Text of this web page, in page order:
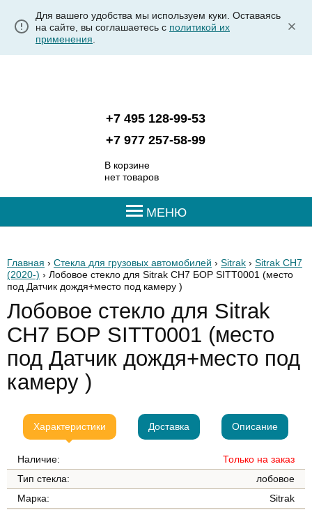
Для вашего удобства мы используем куки. Оставаясь
на сайте, вы соглашаетесь с политикой их
применения
+7 495 128-99-53
+7 977 257-58-99
В корзине
нет товаров
МЕНЮ
Главная › Стекла для грузовых автомобилей › Sitrak › Sitrak CH7
(2020-) › Лобовое стекло для Sitrak CH7 БОР SITT0001 (место
под Датчик дождя+место под камеру )
Лобовое стекло для Sitrak
CH7 БОР SITT0001 (место
под Датчик дождя+место под
камеру )
Характеристики Доставка Описание
Наличие:
Только на заказ
Тип стекла:
лобовое
Марка:
Sitrak